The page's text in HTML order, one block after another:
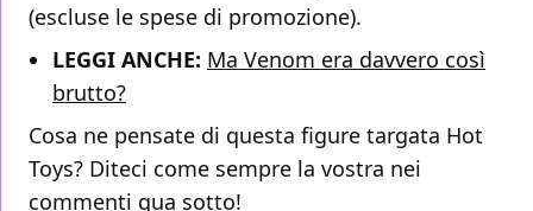
(escluse le spese di promozione).
LEGGI ANCHE: Ma Venom era davvero così
brutto?
Cosa ne pensate di questa figure targata Hot
Toys? Diteci come sempre la vostra nei
commenti qua sotto!